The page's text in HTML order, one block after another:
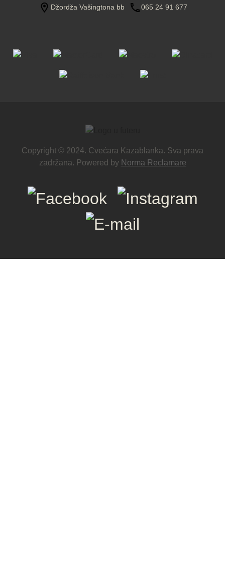
Džordža Vašingtona bb 065 24 91 677
Copyright © 2024. Cvećara Kazablanka. Sva prava
zadržana. Powered by Norma Reclamare